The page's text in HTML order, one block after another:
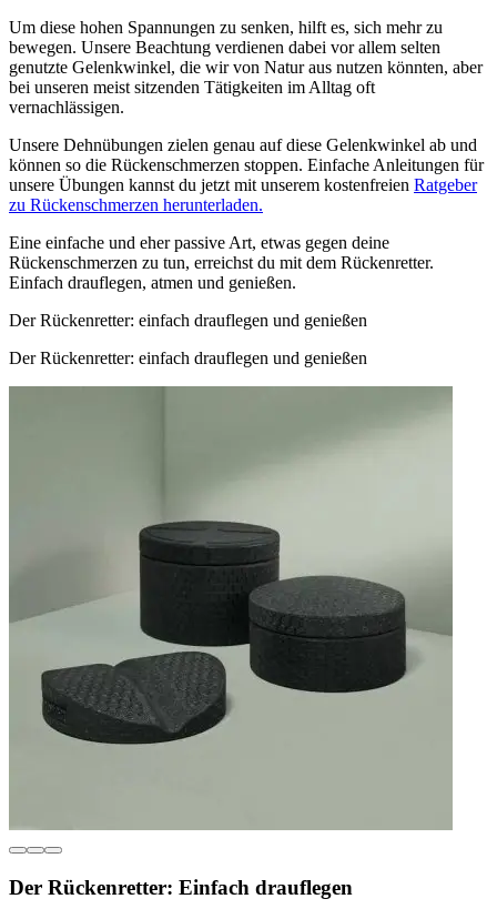
Um diese hohen Spannungen zu senken, hilft es, sich mehr zu
bewegen. Unsere Beachtung verdienen dabei vor allem selten
genutzte Gelenkwinkel, die wir von Natur aus nutzen könnten, aber
bei unseren meist sitzenden Tätigkeiten im Alltag oft
vernachlässigen.
Unsere Dehnübungen zielen genau auf diese Gelenkwinkel ab und
können so die Rückenschmerzen stoppen. Einfache Anleitungen für
unsere Übungen kannst du jetzt mit unserem kostenfreien Ratgeber
zu Rückenschmerzen herunterladen.
Eine einfache und eher passive Art, etwas gegen deine
Rückenschmerzen zu tun, erreichst du mit dem Rückenretter.
Einfach drauflegen, atmen und genießen.
Der Rückenretter: einfach drauflegen und genießen
Der Rückenretter: einfach drauflegen und genießen
Der Rückenretter: Einfach drauflegen